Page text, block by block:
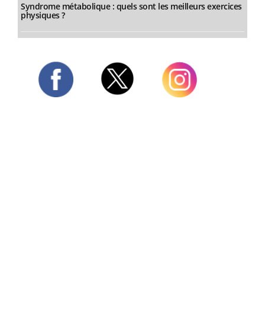
Syndrome métabolique : quels sont les meilleurs exercices
physiques ?